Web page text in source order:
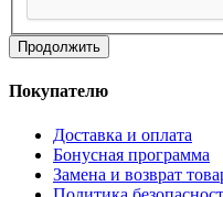
Продолжить
Покупателю
Доставка и оплата
Бонусная программа
Замена и возврат